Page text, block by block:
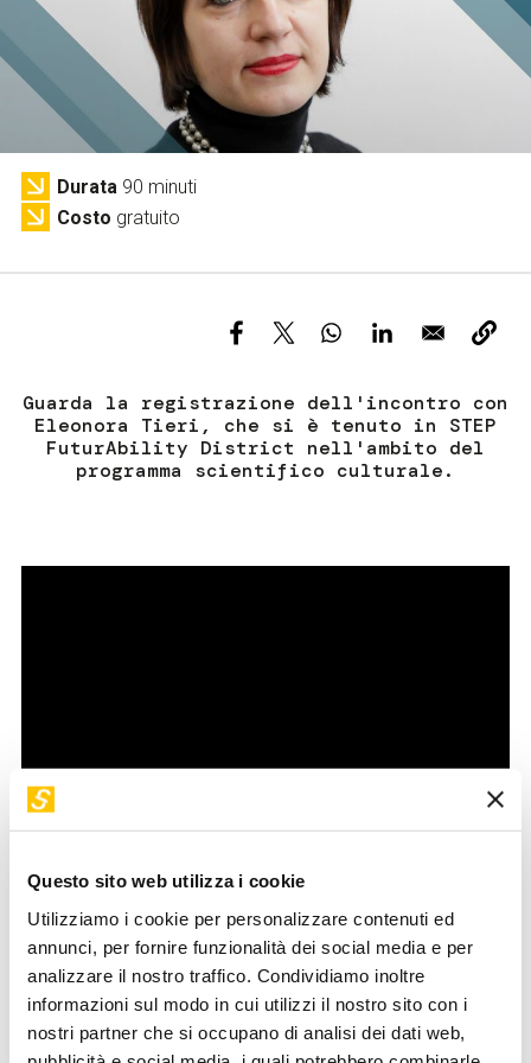
Questo sito web utilizza i cookie
Utilizziamo i cookie per personalizzare contenuti ed
annunci, per fornire funzionalità dei social media e per
analizzare il nostro traffico. Condividiamo inoltre
informazioni sul modo in cui utilizzi il nostro sito con i
nostri partner che si occupano di analisi dei dati web,
Servizi e accessibilità
Contatti
FAQ
Biglietti
Durata 90 minuti
Costo gratuito
Guarda la registrazione dell'incontro con
Eleonora Tieri, che si è tenuto in STEP
FuturAbility District nell'ambito del
programma scientifico culturale.
Nel 2024 il mondo ha prodotto 120 milioni di tonnellate di
rifiuti tessili, l’equivalente di oltre 200 stadi olimpici pieni di
vestiti scartati ogni anno, con solo una piccolissima parte
trasformata in nuove fibre. Eleonora Tieri, Project Leader